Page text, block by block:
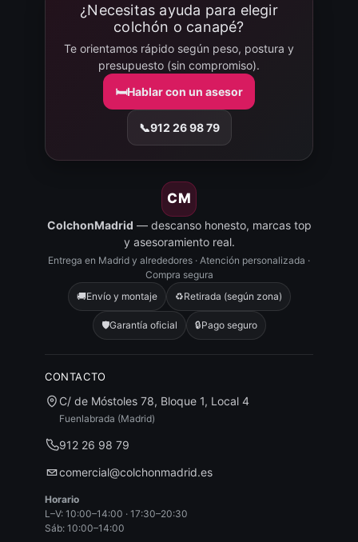
¿Necesitas ayuda para elegir
colchón o canapé?
Te orientamos rápido según peso, postura y
presupuesto (sin compromiso).
🛏️Hablar con un asesor
📞912 26 98 79
CM
ColchonMadrid — descanso honesto, marcas top
y asesoramiento real.
Entrega en Madrid y alrededores · Atención personalizada ·
Compra segura
🚚Envío y montaje ♻️Retirada (según zona)
🛡️Garantía oficial 🔒Pago seguro
CONTACTO
C/ de Móstoles 78, Bloque 1, Local 4
Fuenlabrada (Madrid)
912 26 98 79
comercial@colchonmadrid.es
Horario
L–V: 10:00–14:00 · 17:30–20:30
Sáb: 10:00–14:00